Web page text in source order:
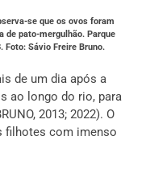
se que os ovos foram
de pato-mergulhão. Parque
Foto: Sávio Freire Bruno.
de um dia após a
ao longo do rio, para
2013; 2022). O
filhotes com imenso